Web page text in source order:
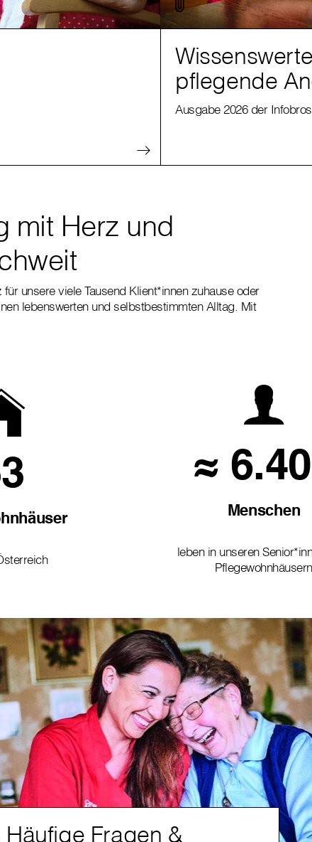
pflegende
Ausgabe 2026 der
mit Herz und
unsere viele Tausend Klient*innen zuhause oder
lebenswerten und selbstbestimmten Alltag. Mit
≈
Menschen
leben in unseren
Pflegewohnhäusern
Häufige Fragen &